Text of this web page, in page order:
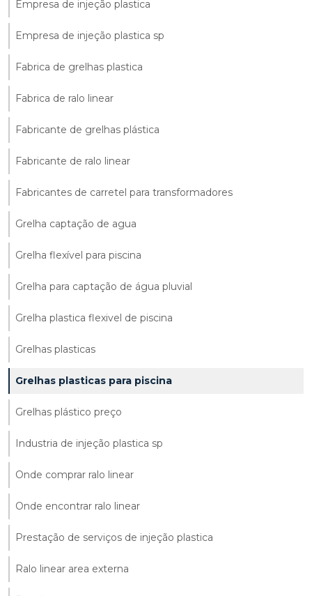
Empresa de injeção plastica
Empresa de injeção plastica sp
Fabrica de grelhas plastica
Fabrica de ralo linear
Fabricante de grelhas plástica
Fabricante de ralo linear
Fabricantes de carretel para transformadores
Grelha captação de agua
Grelha flexível para piscina
Grelha para captação de água pluvial
Grelha plastica flexivel de piscina
Grelhas plasticas
Grelhas plasticas para piscina
Grelhas plástico preço
Industria de injeção plastica sp
Onde comprar ralo linear
Onde encontrar ralo linear
Prestação de serviços de injeção plastica
Ralo linear area externa